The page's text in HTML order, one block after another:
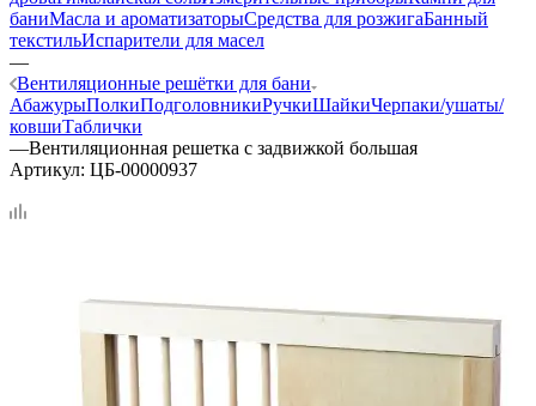
баниМасла и ароматизаторыСредства для розжигаБанный
текстильИспарители для масел
—
Вентиляционные решётки для бани
АбажурыПолкиПодголовникиРучкиШайкиЧерпаки/ушаты/
ковшиТаблички
—Вентиляционная решетка с задвижкой большая
Артикул: ЦБ-00000937